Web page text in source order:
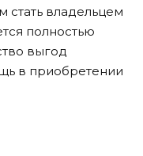
стать владельцем
полностью
выгод
в приобретении